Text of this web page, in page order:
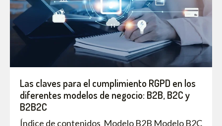
Las claves para el cumplimiento RGPD en los
diferentes modelos de negocio: B2B, B2C y
B2B2C
Índice de contenidos Modelo B2B Modelo B2C